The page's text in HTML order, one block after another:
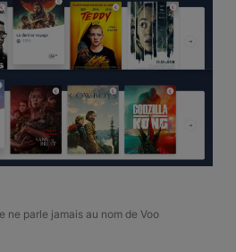
ne parle jamais au nom de Voo